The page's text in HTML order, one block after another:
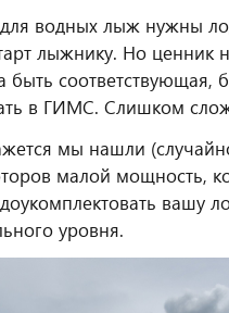
водных лыж нужны
лыжнику. Но ценник
быть
в ГИМС. Слишком
мы нашли
малой мощность,
вашу
уровня.